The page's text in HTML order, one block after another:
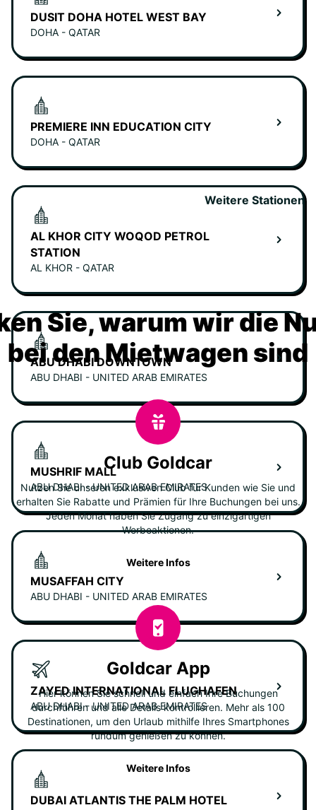
DUSIT DOHA HOTEL WEST BAY
DOHA - QATAR
PREMIERE INN EDUCATION CITY
DOHA - QATAR
AL KHOR CITY WOQOD PETROL
STATION
AL KHOR - QATAR
ABU DHABI DOWNTOWN
ABU DHABI - UNITED ARAB EMIRATES
MUSHRIF MALL
ABU DHABI - UNITED ARAB EMIRATES
MUSAFFAH CITY
ABU DHABI - UNITED ARAB EMIRATES
ZAYED INTERNATIONAL FLUGHAFEN
ABU DHABI - UNITED ARAB EMIRATES
DUBAI ATLANTIS THE PALM HOTEL
Weitere Stationen
Sie, warum wir die
bei den Mietwagen sind
Club Goldcar
Nutzen Sie unseren exklusiven Club für Kunden wie Sie und
erhalten Sie Rabatte und Prämien für Ihre Buchungen bei uns.
Jeden Monat haben Sie Zugang zu einzigartigen
Werbeaktionen.
Weitere Infos
Goldcar App
Hier können Sie schnell und einfach Ihre Buchungen
durchführen und alle Details kontrollieren. Mehr als 100
Destinationen, um den Urlaub mithilfe Ihres Smartphones
rundum genießen zu können.
Weitere Infos